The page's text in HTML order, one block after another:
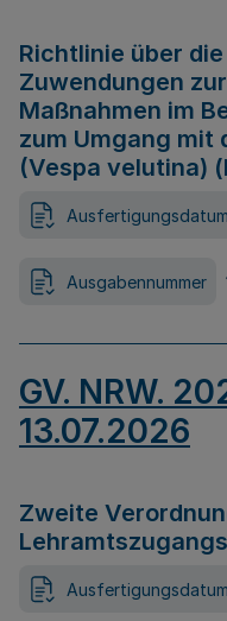
Richtlinie über
Zuwendungen
Maßnahmen im
zum Umgang mit
(Vespa velutina)
Ausfertigungsdatum
Ausgabennummer
GV. NRW.
13.07.2026
Zweite
Ausfertigungsdatum